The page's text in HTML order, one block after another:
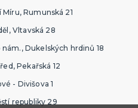
Rumunská 21
Vltavská 28
Dukelských hrdinů 18
Pekařská 12
- Divišova 1
republiky 29